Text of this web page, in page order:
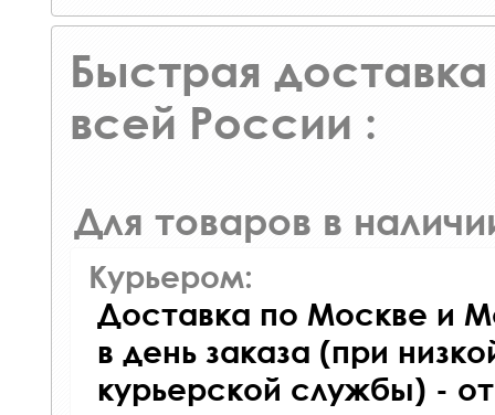
Быстрая доставка
всей России :
Для товаров в
Курьером:
Доставка по Москве и
в день заказа (при
курьерской службы) -